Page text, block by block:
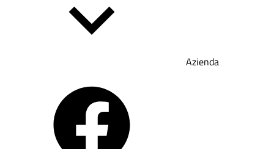
Azienda